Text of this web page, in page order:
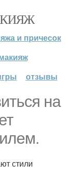
и причесок
отзывы
на
стили